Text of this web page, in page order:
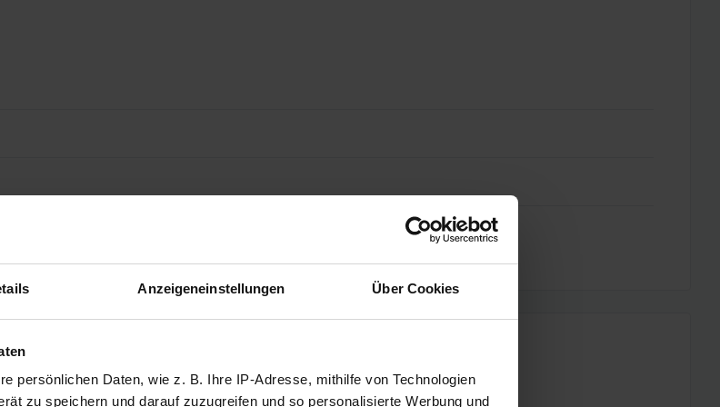
Anzeigeneinstellungen Über Cookies
persönlichen Daten, wie z. B. Ihre IP-Adresse, mithilfe von Technologien
zu speichern und darauf zuzugreifen und so personalisierte Werbung und